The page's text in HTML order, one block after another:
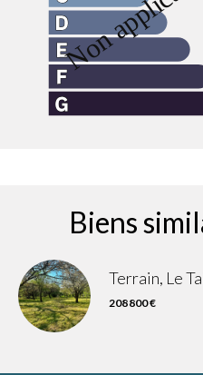
Biens
Terrain, Le
208 800 €